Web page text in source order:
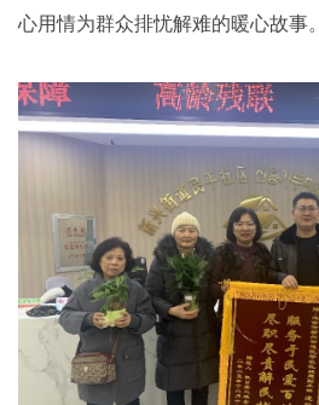
心用情为群众排忧解难的暖心故事。